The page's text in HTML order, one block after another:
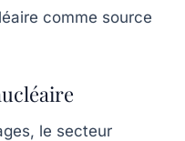
comme source
le secteur